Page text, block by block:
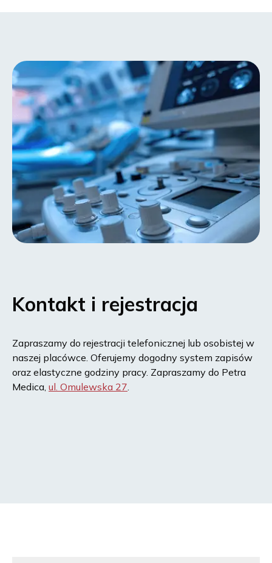
Kontakt i rejestracja
Zapraszamy do rejestracji telefonicznej lub osobistej w
naszej placówce. Oferujemy dogodny system zapisów
oraz elastyczne godziny pracy. Zapraszamy do Petra
Medica, ul. Omulewska 27.